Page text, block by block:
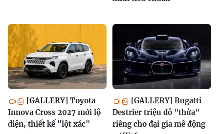
[GALLERY] Toyota
Innova Cross 2027 mới lộ
diện, thiết kế "lột xác"
[GALLERY] Bugatti
Destrier triệu đô "thửa"
riêng cho đại gia mê động